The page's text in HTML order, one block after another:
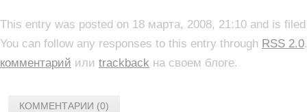
This entry was posted on 18 марта, 2008, 21:10 and is
You can follow any responses to this entry through RSS 2.0
комментарий или trackback на своем блоге.
КОММЕНТАРИИ (0)